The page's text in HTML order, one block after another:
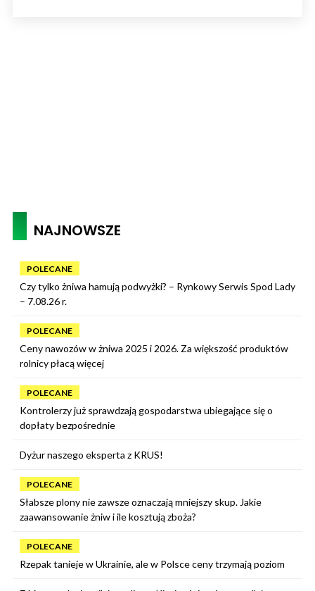
NAJNOWSZE
POLECANE
Czy tylko żniwa hamują podwyżki? – Rynkowy Serwis Spod Lady
– 7.08.26 r.
POLECANE
Ceny nawozów w żniwa 2025 i 2026. Za większość produktów
rolnicy płacą więcej
POLECANE
Kontrolerzy już sprawdzają gospodarstwa ubiegające się o
dopłaty bezpośrednie
Dyżur naszego eksperta z KRUS!
POLECANE
Słabsze plony nie zawsze oznaczają mniejszy skup. Jakie
zaawansowanie żniw i ile kosztują zboża?
POLECANE
Rzepak tanieje w Ukrainie, ale w Polsce ceny trzymają poziom